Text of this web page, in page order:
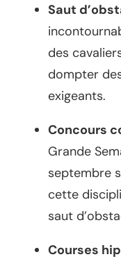
Saut
des
dompter
exigeants.
Concours
Grande
septembre
cette
saut
Courses